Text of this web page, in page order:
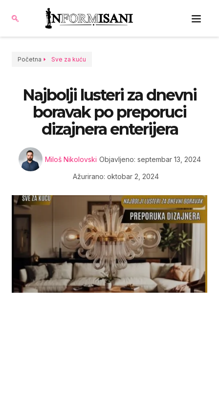
Početna Sve za kuću
Najbolji lusteri za dnevni
boravak po preporuci
dizajnera enterijera
Miloš Nikolovski Objavljeno: septembar 13, 2024
Ažurirano: oktobar 2, 2024